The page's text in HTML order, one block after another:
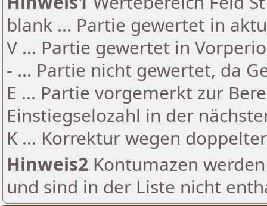
blank ... Partie gewertet in
V ... Partie gewertet in
- ... Partie nicht gewertet, da
E ... Partie vorgemerkt zur
Einstiegselozahl in der
K ... Korrektur wegen
Hinweis2 Kontumazen
und sind in der Liste nicht